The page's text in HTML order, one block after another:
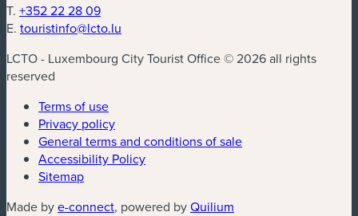
T. +352 22 28 09
E. touristinfo@lcto.lu
LCTO - Luxembourg City Tourist Office © 2026 all rights
reserved
Terms of use
Privacy policy
General terms and conditions of sale
Accessibility Policy
Sitemap
Made bye-connect(new window)
, powered byQuilium